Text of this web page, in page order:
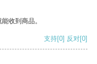
收到商品。
支持[0] 反对[0]